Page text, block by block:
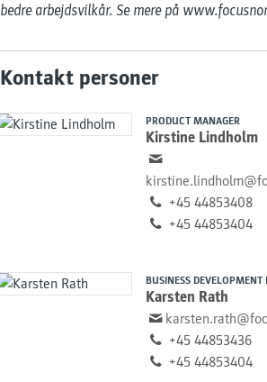
bedre arbejdsvilkår. Se mere på
Kontakt personer
PRODUCT MANAGER
Kirstine Lindholm
+45 44853408
+45 44853404
BUSINESS DEVELOPMENT
Karsten Rath
+45 44853436
+45 44853404